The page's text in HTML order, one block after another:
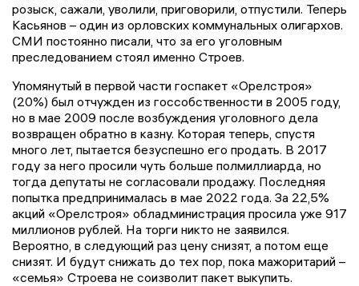
розыск, сажали, уволили, приговорили, отпустили. Теперь
Касьянов – один из орловских коммунальных олигархов.
СМИ постоянно писали, что за его уголовным
преследованием стоял именно Строев.
Упомянутый в первой части госпакет «Орелстроя»
(20%) был отчужден из госсобственности в 2005 году,
но в мае 2009 после возбуждения уголовного дела
возвращен обратно в казну. Которая теперь, спустя
много лет, пытается безуспешно его продать. В 2017
году за него просили чуть больше полмиллиарда, но
тогда депутаты не согласовали продажу. Последняя
попытка предпринималась в мае 2022 года. За 22,5%
акций «Орелстроя» обладминистрация просила уже 917
миллионов рублей. На торги никто не заявился.
Вероятно, в следующий раз цену снизят, а потом еще
снизят. И будут снижать до тех пор, пока мажоритарий –
«семья» Строева не соизволит пакет выкупить.